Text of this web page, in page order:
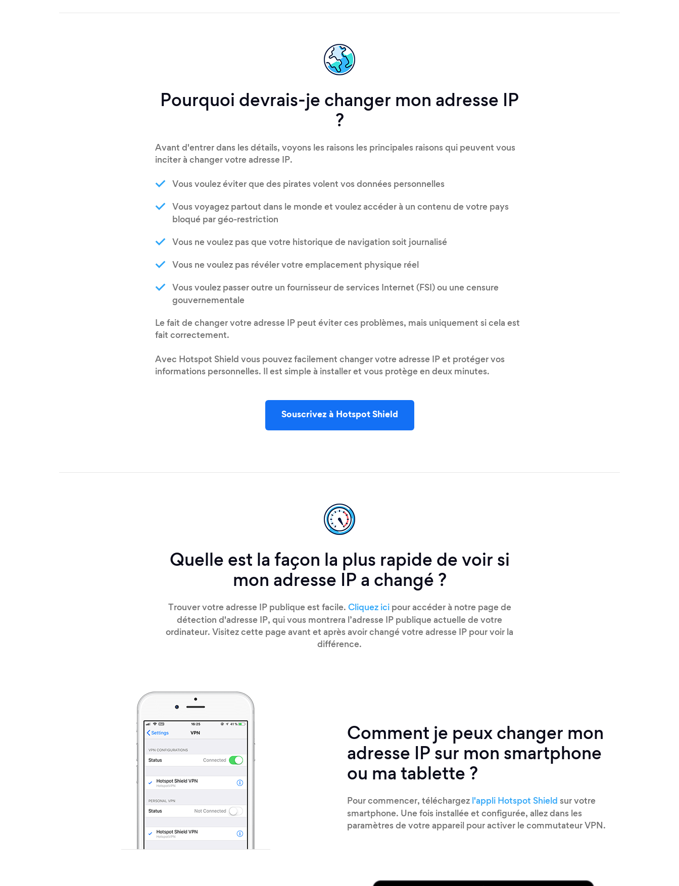
Pourquoi devrais-je changer mon adresse IP
?
Avant d'entrer dans les détails, voyons les raisons les principales raisons qui peuvent vous
inciter à changer votre adresse IP.
Vous voulez éviter que des pirates volent vos données personnelles
Vous voyagez partout dans le monde et voulez accéder à un contenu de votre pays
bloqué par géo-restriction
Vous ne voulez pas que votre historique de navigation soit journalisé
Vous ne voulez pas révéler votre emplacement physique réel
Vous voulez passer outre un fournisseur de services Internet (FSI) ou une censure
gouvernementale
Le fait de changer votre adresse IP peut éviter ces problèmes, mais uniquement si cela est
fait correctement.
Avec Hotspot Shield vous pouvez facilement changer votre adresse IP et protéger vos
informations personnelles. Il est simple à installer et vous protège en deux minutes.
Souscrivez à Hotspot Shield
Quelle est la façon la plus rapide de voir si
mon adresse IP a changé ?
Trouver votre adresse IP publique est facile. Cliquez icipour accéder à notre page de
détection d'adresse IP, qui vous montrera l’adresse IP publique actuelle de votre
ordinateur. Visitez cette page avant et après avoir changé votre adresse IP pour voir la
différence.
Comment je peux changer mon
adresse IP sur mon smartphone
ou ma tablette ?
Pour commencer, téléchargez l'appli Hotspot Shield sur votre
smartphone. Une fois installée et configurée, allez dans les
paramètres de votre appareil pour activer le commutateur VPN.